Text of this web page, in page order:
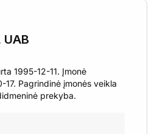
UAB
1995-12-11. Įmonė
Pagrindinė įmonės veikla
prekyba.